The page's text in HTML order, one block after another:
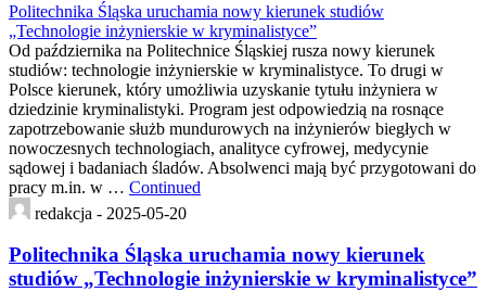
Politechnika Śląska uruchamia nowy kierunek studiów
„Technologie inżynierskie w kryminalistyce”
Od października na Politechnice Śląskiej rusza nowy kierunek
studiów: technologie inżynierskie w kryminalistyce. To drugi w
Polsce kierunek, który umożliwia uzyskanie tytułu inżyniera w
dziedzinie kryminalistyki. Program jest odpowiedzią na rosnące
zapotrzebowanie służb mundurowych na inżynierów biegłych w
nowoczesnych technologiach, analityce cyfrowej, medycynie
sądowej i badaniach śladów. Absolwenci mają być przygotowani do
pracy m.in. w … Continued
redakcja - 2025-05-20
Politechnika Śląska uruchamia nowy kierunek
studiów „Technologie inżynierskie w kryminalistyce”